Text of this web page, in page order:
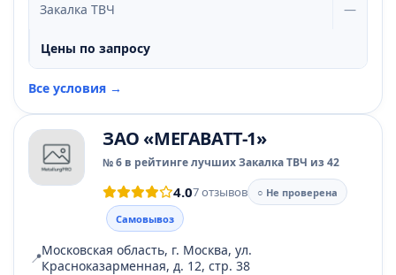
Закалка ТВЧ —
Цены по запросу
Все условия →
ЗАО «МЕГАВАТТ-1»
№ 6 в рейтинге лучших Закалка ТВЧ из 42
4.07 отзывов
○ Не проверена
Самовывоз
📍Московская область, г. Москва, ул.
Красноказарменная, д. 12, стр. 38